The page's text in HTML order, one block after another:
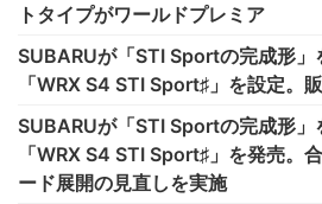
トタイプがワールドプレミア
SUBARUが「STI Sportの完成形」
「WRX S4 STI Sport♯」を設定。
SUBARUが「STI Sportの完成形」
「WRX S4 STI Sport♯」を発売。
ード展開の見直しを実施